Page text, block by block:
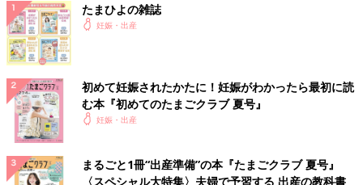
たまひよの雑誌
妊娠・出産
初めて妊娠されたかたに！妊娠がわかったら最初に読
む本『初めてのたまごクラブ 夏号』
妊娠・出産
まるごと1冊“出産準備”の本『たまごクラブ 夏号』
〈スペシャル大特集〉夫婦で予習する 出産の教科書